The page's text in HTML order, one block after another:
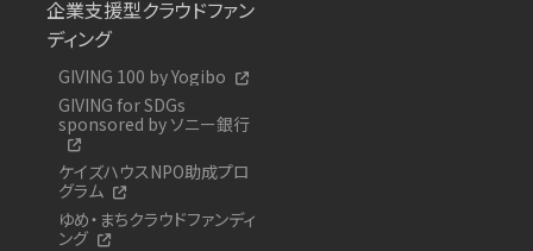
企業支援型クラウドファン
ディング
GIVING 100 by Yogibo
GIVING for SDGs
sponsored by ソニー銀行
ケイズハウスNPO助成プロ
グラム
ゆめ・まちクラウドファンディ
ング